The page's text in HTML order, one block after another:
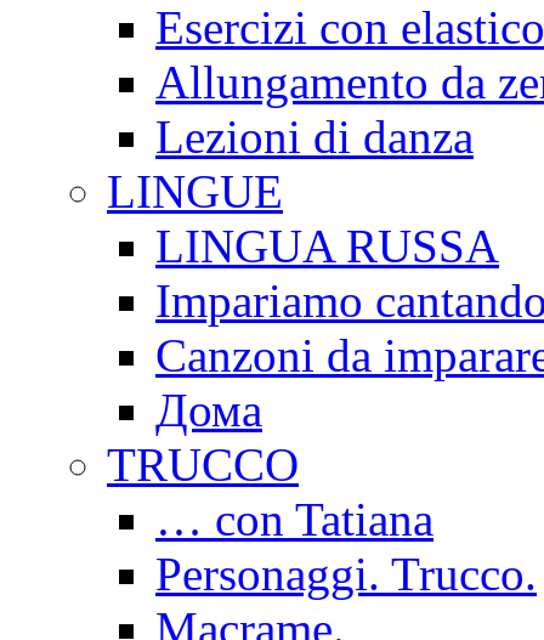
Esercizi con
Allungamento da
Lezioni di danza
LINGUE
LINGUA RUSSA
Impariamo
Canzoni da
Дома
TRUCCO
… con Tatiana
Personaggi. Trucco.
Macrame.